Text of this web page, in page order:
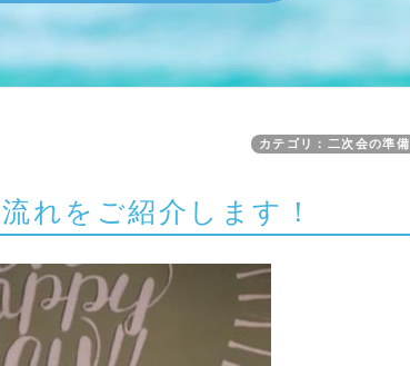
カテゴリ：二次会の準備
れをご紹介します！